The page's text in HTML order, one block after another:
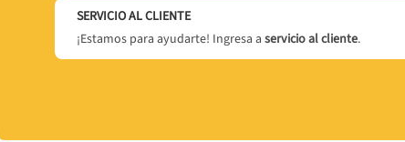
SERVICIO AL CLIENTE
¡Estamos para ayudarte! Ingresa a servicio al cliente.